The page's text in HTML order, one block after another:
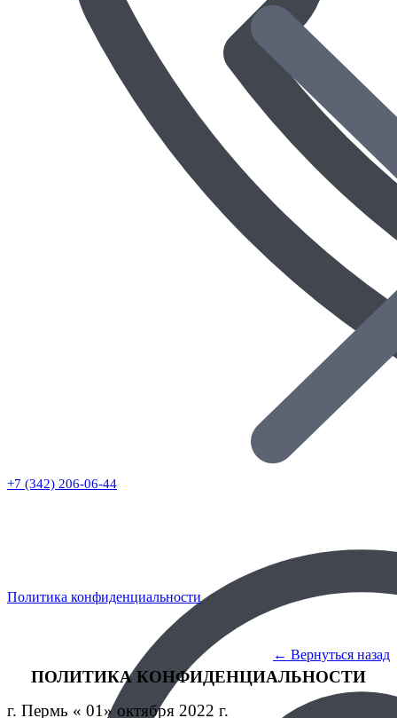
+7 (342) 206-06-44
Политика конфиденциальности
← Вернуться назад
ПОЛИТИКА КОНФИДЕНЦИАЛЬНОСТИ
г. Пермь « 01» октября 2022 г.